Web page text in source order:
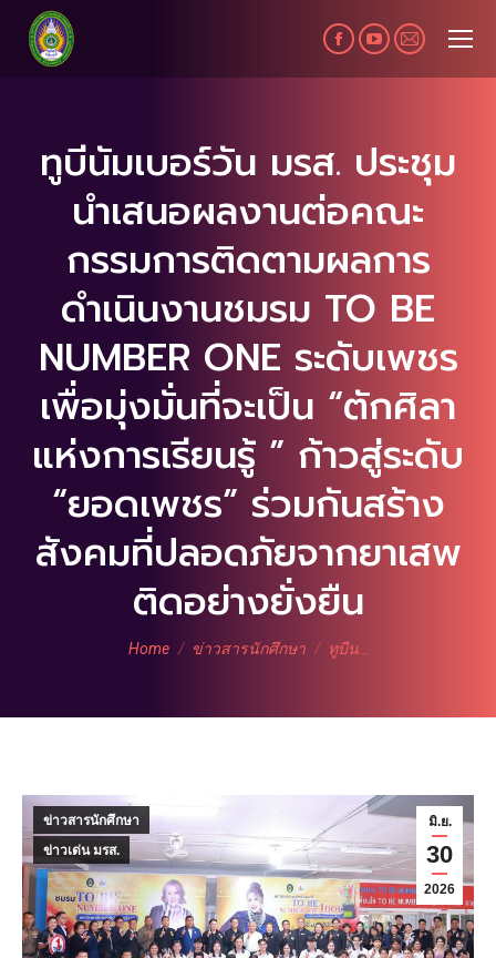
Facebook
page
new
window
YouTube
page
in
new
window
Mail
page
new
window
ทูบีนัมเบอร์วัน มรส. ประชุม
นำเสนอผลงานต่อคณะ
กรรมการติดตามผลการ
ดำเนินงานชมรม TO BE
NUMBER ONE ระดับเพชร
เพื่อมุ่งมั่นที่จะเป็น “ตักศิลา
แห่งการเรียนรู้ ” ก้าวสู่ระดับ
“ยอดเพชร” ร่วมกันสร้าง
สังคมที่ปลอดภัยจากยาเสพ
ติดอย่างยั่งยืน
You are here:
Home ข่าวสารนักศึกษา ทูบีน…
มิ.ย.
30
2026
ข่าวสารนักศึกษา
ข่าวเด่น มรส.